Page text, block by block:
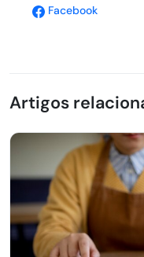
Facebook
Artigos